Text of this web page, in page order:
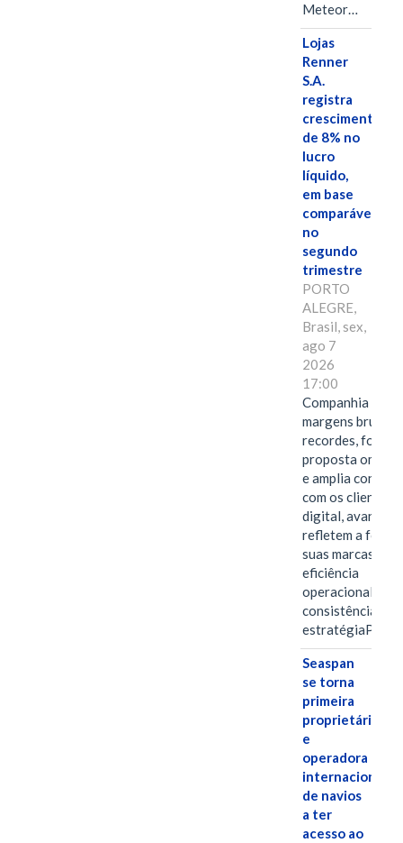
Meteor…
Lojas
Renner
S.A.
registra
crescimento
de 8% no
lucro
líquido,
em base
comparável,
no
segundo
trimestre
PORTO
ALEGRE,
Brasil, sex,
ago 7
2026
17:00
Companhia
margens brutas
recordes,
proposta
e amplia
com os clientes
digital, avanços
refletem a força
suas marcas, a
eficiência
operacional e a
consistência de
Seaspan
se torna
primeira
proprietária
e
operadora
internacional
de navios
a ter
acesso ao